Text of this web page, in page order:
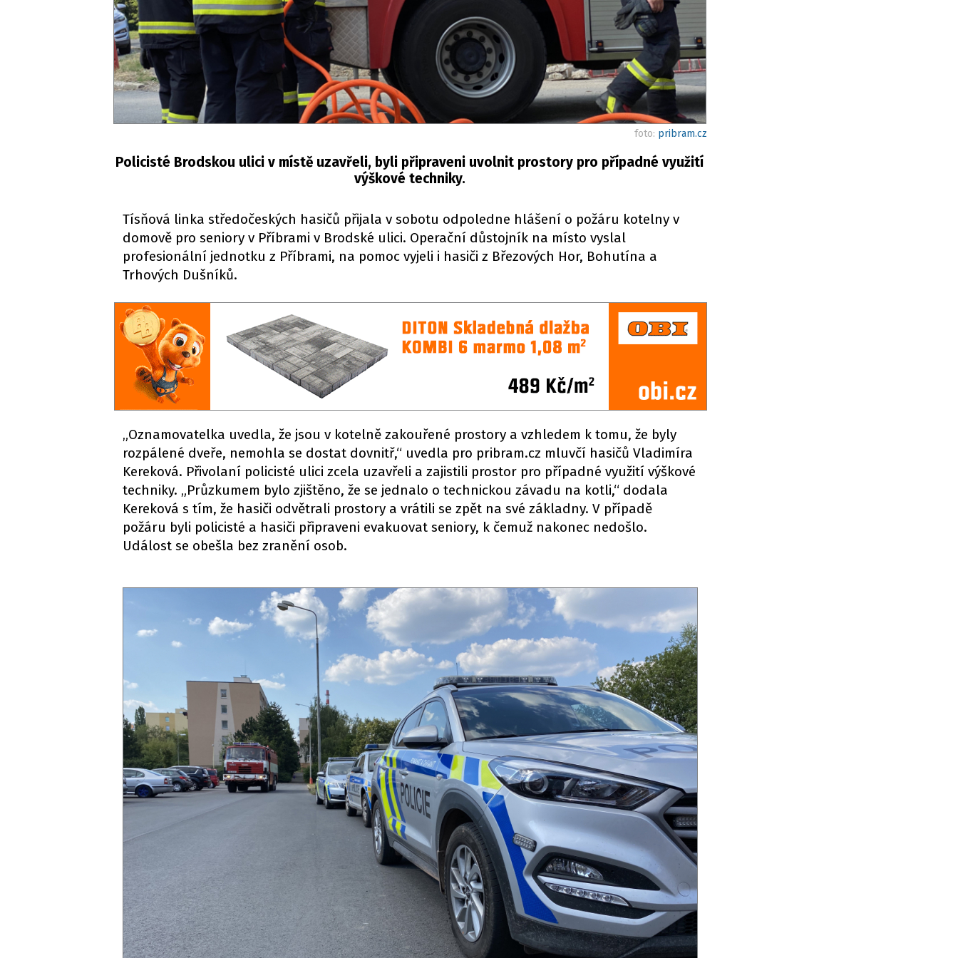
foto: pribram.cz
Policisté Brodskou ulici v místě uzavřeli, byli připraveni uvolnit prostory pro případné využití
výškové techniky.
Tísňová linka středočeských hasičů přijala v sobotu odpoledne hlášení o požáru kotelny v
domově pro seniory v Příbrami v Brodské ulici. Operační důstojník na místo vyslal
profesionální jednotku z Příbrami, na pomoc vyjeli i hasiči z Březových Hor, Bohutína a
Trhových Dušníků.
„Oznamovatelka uvedla, že jsou v kotelně zakouřené prostory a vzhledem k tomu, že byly
rozpálené dveře, nemohla se dostat dovnitř,“ uvedla pro pribram.cz mluvčí hasičů Vladimíra
Kereková. Přivolaní policisté ulici zcela uzavřeli a zajistili prostor pro případné využití výškové
techniky. „Průzkumem bylo zjištěno, že se jednalo o technickou závadu na kotli,“ dodala
Kereková s tím, že hasiči odvětrali prostory a vrátili se zpět na své základny. V případě
požáru byli policisté a hasiči připraveni evakuovat seniory, k čemuž nakonec nedošlo.
Událost se obešla bez zranění osob.